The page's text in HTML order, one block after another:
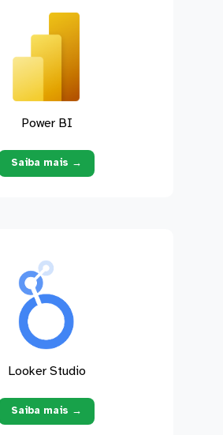
Power BI
Saiba mais →
Looker Studio
Saiba mais →